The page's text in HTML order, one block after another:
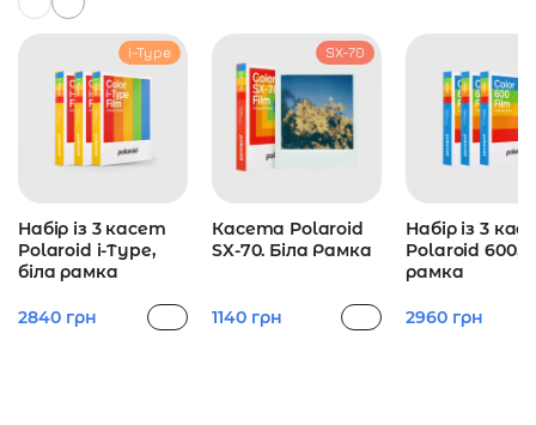
i-Type
Набір із 3 касет
Polaroid i-Type,
біла рамка
2840 грн
SX-70
Касета Polaroid
SX-70. Біла Рамка
1140 грн
Набір із 3
Polaroid 600,
рамка
2960 грн